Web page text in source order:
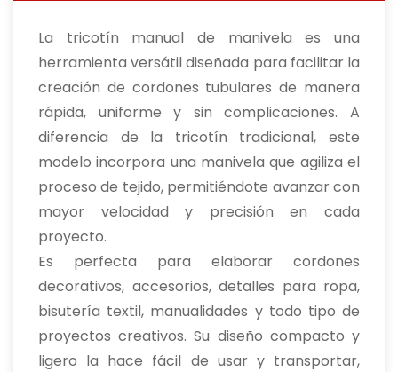
La tricotín manual de manivela es una
herramienta versátil diseñada para facilitar la
creación de cordones tubulares de manera
rápida, uniforme y sin complicaciones. A
diferencia de la tricotín tradicional, este
modelo incorpora una manivela que agiliza el
proceso de tejido, permitiéndote avanzar con
mayor velocidad y precisión en cada
proyecto.
Es perfecta para elaborar cordones
decorativos, accesorios, detalles para ropa,
bisutería textil, manualidades y todo tipo de
proyectos creativos. Su diseño compacto y
ligero la hace fácil de usar y transportar,